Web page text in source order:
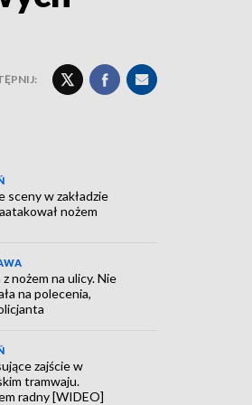
sceny w zakładzie
nożem
nożem na ulicy. Nie
na polecenia,
zajście w
tramwaju.
radny [WIDEO]